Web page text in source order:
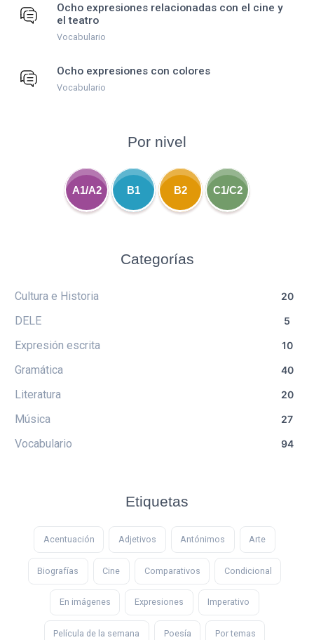
Ocho expresiones relacionadas con el cine y
el teatro
Vocabulario
Ocho expresiones con colores
Vocabulario
Por nivel
A1/A2 B1 B2 C1/C2
Categorías
Cultura e Historia 20
DELE 5
Expresión escrita 10
Gramática 40
Literatura 20
Música 27
Vocabulario 94
Etiquetas
Acentuación Adjetivos Antónimos Arte
Biografías Cine Comparativos Condicional
En imágenes Expresiones Imperativo
Película de la semana Poesía Por temas